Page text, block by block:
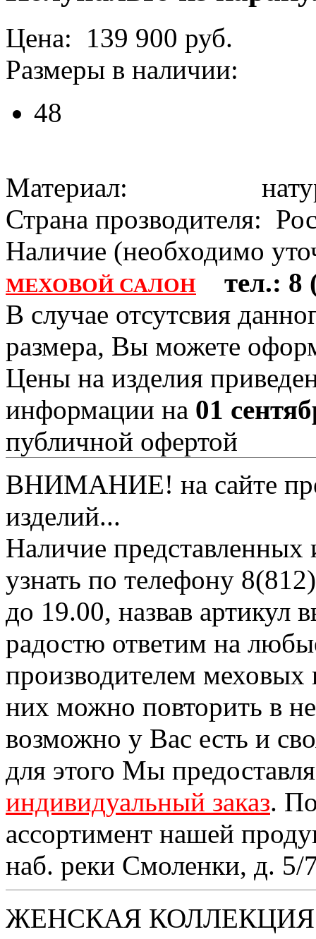
Цена: 139 900 руб.
Размеры в наличии:
48
Материал:
Страна прозводителя:
Наличие (необходимо
МЕХОВОЙ САЛОН
тел.: 8
В случае отсутсвия
размера, Вы можете
Цены на изделия
информации на 01
публичной офертой
ВНИМАНИЕ! на сайте
изделий...
Наличие
узнать по телефону
до 19.00, назвав
радостю ответим на
производителем
них можно повторить в
возможно у Вас есть и
для этого Мы
индивидуальный заказ.
ассортимент нашей
наб. реки Смоленки, д. 5/
ЖЕНСКАЯ КОЛЛЕКЦИЯ